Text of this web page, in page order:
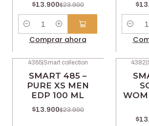
$13.900$23.900
Comprar ahora
4365| Smart collection
SMART 485 –
PURE XS MEN
EDP 100 ML
$13.900$23.900
4382